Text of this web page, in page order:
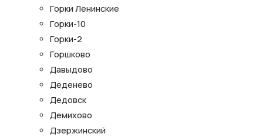
Горки Ленинские
Горки-10
Горки-2
Горшково
Давыдово
Деденево
Дедовск
Демихово
Дзержинский